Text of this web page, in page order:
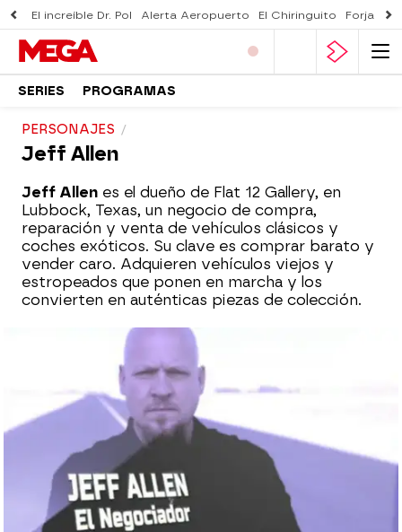
El increíble Dr. Pol Alerta Aeropuerto El Chiringuito Forjado
SERIES PROGRAMAS
PERSONAJES
Jeff Allen
Jeff Allen es el dueño de Flat 12 Gallery, en
Lubbock, Texas, un negocio de compra,
reparación y venta de vehículos clásicos y
coches exóticos. Su clave es comprar barato y
vender caro. Adquieren vehículos viejos y
estropeados que ponen en marcha y los
convierten en auténticas piezas de colección.
mega
Madrid
Publicado:25 de septiembre de 2015, 13:13